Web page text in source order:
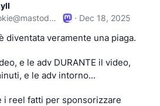
· Dec 18, 2025
diventata veramente una piaga.
e le adv DURANTE il video,
e le adv intorno...
i reel fatti per sponsorizzare